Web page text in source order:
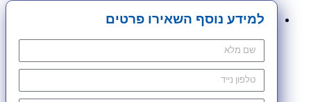
למידע נוסף השאירו פרטים